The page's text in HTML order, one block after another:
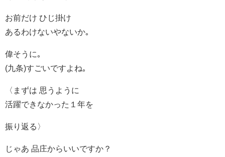
お前だけ ひじ掛け
あるわけないやないか｡
偉そうに｡
(九条)すごいですよね｡
〈まずは 思うように
活躍できなかった１年を
振り返る〉
じゃあ 品庄からいいですか？